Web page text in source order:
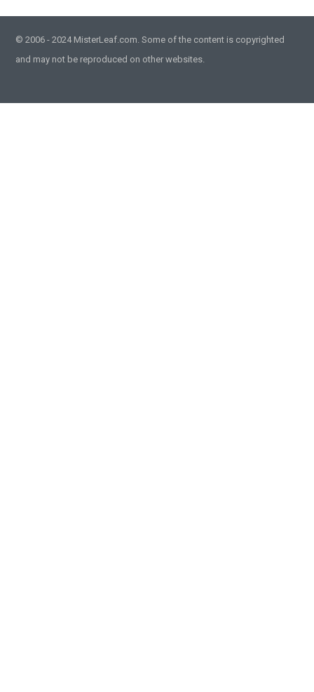
© 2006 - 2024 MisterLeaf.com. Some of the content is copyrighted
and may not be reproduced on other websites.